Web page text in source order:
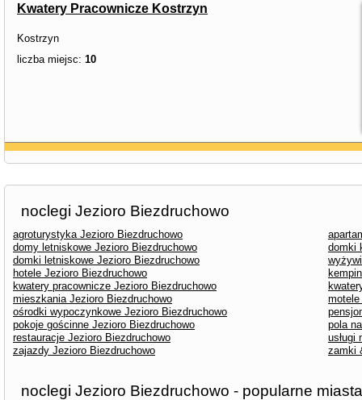
Kwatery Pracownicze Kostrzyn
Kostrzyn
liczba miejsc: 10
noclegi Jezioro Biezdruchowo
agroturystyka Jezioro Biezdruchowo
domy letniskowe Jezioro Biezdruchowo
domki
domki letniskowe Jezioro Biezdruchowo
hotele Jezioro Biezdruchowo
kwatery pracownicze Jezioro Biezdruchowo
mieszkania Jezioro Biezdruchowo
ośrodki wypoczynkowe Jezioro Biezdruchowo
pokoje gościnne Jezioro Biezdruchowo
pola
restauracje Jezioro Biezdruchowo
usługi
zajazdy Jezioro Biezdruchowo
zamki
noclegi Jezioro Biezdruchowo - popularne miasta